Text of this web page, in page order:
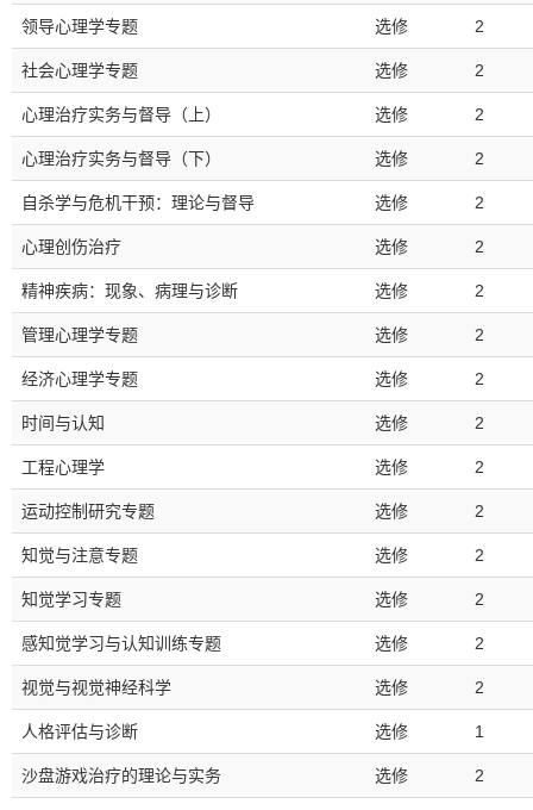
领导心理学专题 选修 2
社会心理学专题 选修 2
心理治疗实务与督导（上） 选修 2
心理治疗实务与督导（下） 选修 2
自杀学与危机干预：理论与督导 选修 2
心理创伤治疗 选修 2
精神疾病：现象、病理与诊断 选修 2
管理心理学专题 选修 2
经济心理学专题 选修 2
时间与认知 选修 2
工程心理学 选修 2
运动控制研究专题 选修 2
知觉与注意专题 选修 2
知觉学习专题 选修 2
感知觉学习与认知训练专题 选修 2
视觉与视觉神经科学 选修 2
人格评估与诊断 选修 1
沙盘游戏治疗的理论与实务 选修 2